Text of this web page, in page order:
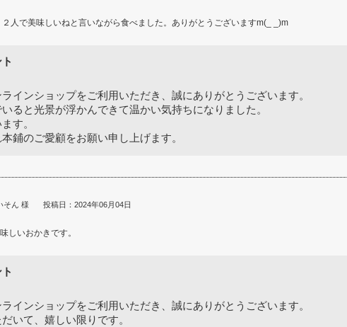
人で美味しいねと言いながら食べました。ありがとうございますm(_ _)m
インショップをご利用いただき、誠にありがとうございます。
ると光景が浮かんできて温かい気持ちになりました。
す。
鋪のご愛顧をお願い申し上げます。
そん 様 投稿日：2024年06月04日
しいおかきです。
インショップをご利用いただき、誠にありがとうございます。
いて、嬉しい限りです。